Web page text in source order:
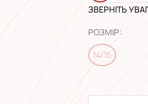
ЗВЕРНІТЬ
РОЗМІР:
14/15